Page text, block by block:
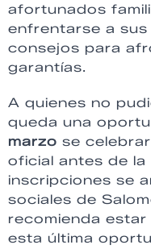
afortunados
enfrentarse a
consejos para
garantías.
A quienes no
queda una
marzo se
oficial antes de la
inscripciones se
sociales de
recomienda
esta última